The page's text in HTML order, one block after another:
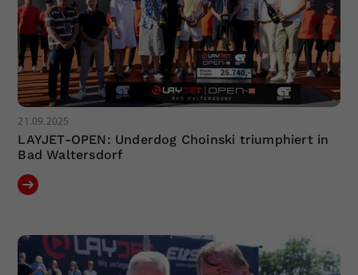
21.09.2025
LAYJET-OPEN: Underdog Choinski triumphiert in
Bad Waltersdorf